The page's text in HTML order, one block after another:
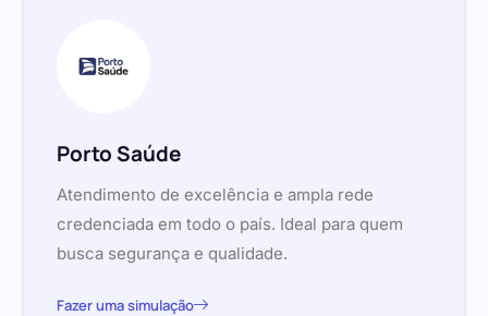
Porto Saúde
Atendimento de excelência e ampla rede
credenciada em todo o país. Ideal para quem
busca segurança e qualidade.
Fazer uma simulação